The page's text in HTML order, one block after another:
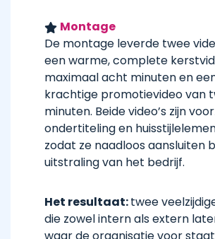
Montage
De montage leverde twee
een warme, complete
maximaal acht minuten en
krachtige promotievideo van
minuten. Beide video’s zijn
ondertiteling en
zodat ze naadloos aansluiten
uitstraling van het bedrijf.
Het resultaat:twee
die zowel intern als extern
waar de organisatie voor